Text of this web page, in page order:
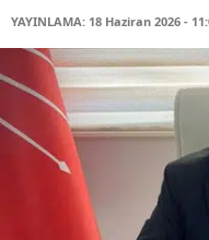
YAYINLAMA: 18 Haziran 2026 -